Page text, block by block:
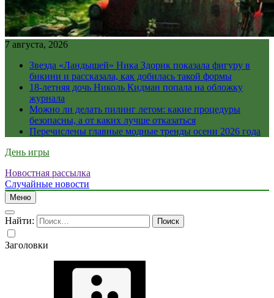
7 августа, 2026
Звезда «Ландышей» Ника Здорик показала фигуру в
бикини и рассказала, как добилась такой формы
18-летняя дочь Николь Кидман попала на обложку
журнала
Можно ли делать пилинг летом: какие процедуры
безопасны, а от каких лучше отказаться
Перечислены главные модные тренды осени 2026 года
День игры
Новостная рассылка
Случайные новости
Меню
Найти:
Заголовки